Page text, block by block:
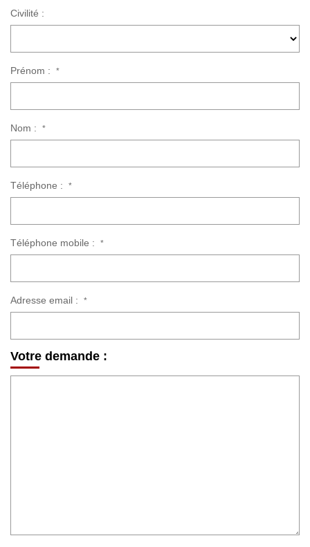
Civilité :
Prénom : *
Nom : *
Téléphone : *
Téléphone mobile : *
Adresse email : *
Votre demande :